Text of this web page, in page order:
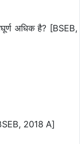
अधिक है? [BSEB,
2018 A]